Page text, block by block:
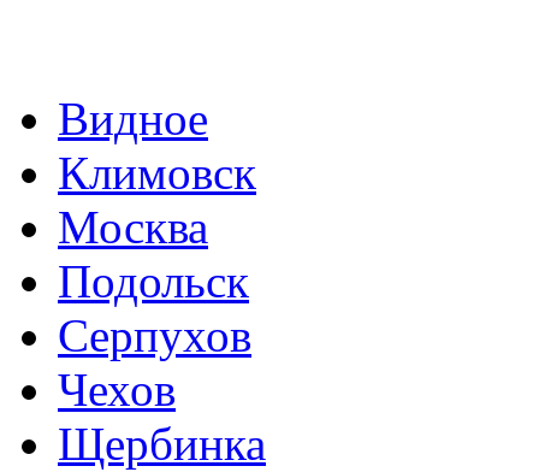
Видное
Климовск
Москва
Подольск
Серпухов
Чехов
Щербинка